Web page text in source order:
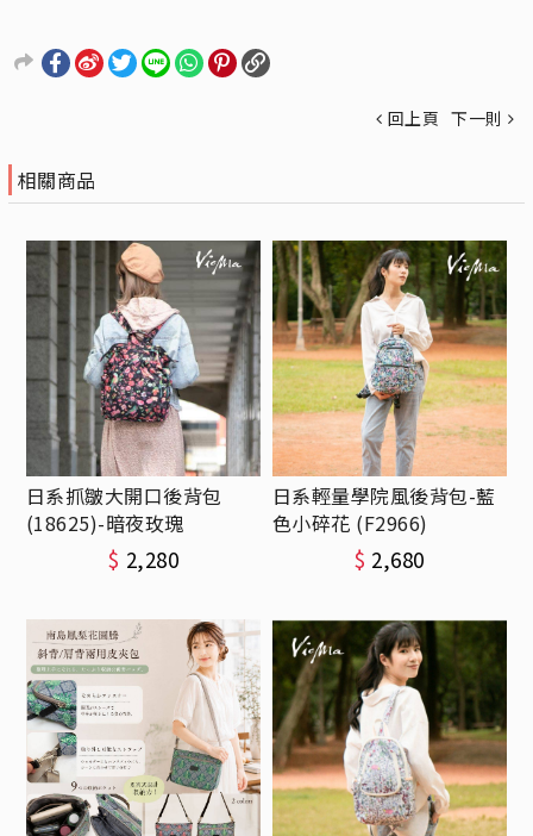
回上頁 下一則
相關商品
日系抓皺大開口後背包
(18625)-暗夜玫瑰
$ 2,280
日系輕量學院風後背包-藍
色小碎花 (F2966)
$ 2,680